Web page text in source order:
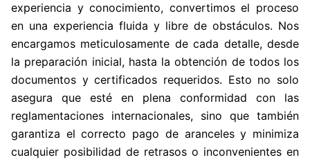
experiencia y conocimiento, convertimos el proceso
en una experiencia fluida y libre de obstáculos. Nos
encargamos meticulosamente de cada detalle, desde
la preparación inicial, hasta la obtención de todos los
documentos y certificados requeridos. Esto no solo
asegura que esté en plena conformidad con las
reglamentaciones internacionales, sino que también
garantiza el correcto pago de aranceles y minimiza
cualquier posibilidad de retrasos o inconvenientes en